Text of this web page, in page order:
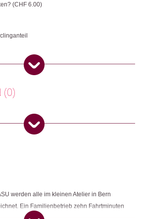
(CHF 6.00)
(0)
werden alle im kleinen Atelier in Bern
Ein Familienbetrieb zehn Fahrtminuten